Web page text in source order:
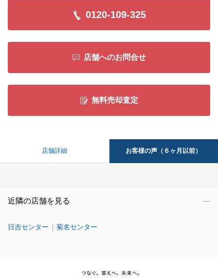
0120-109-325
店舗へのお問合せ
無料売却査定
店舗詳細 お客様の声（６ヶ月以前）
近隣の店舗を見る
日吉センター 菊名センター